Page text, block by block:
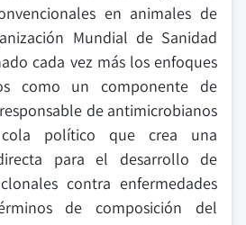
en animales de
Mundial de Sanidad
cada vez más los enfoques
como un componente de
de antimicrobianos
político que crea una
para el desarrollo de
contra enfermedades
de composición del